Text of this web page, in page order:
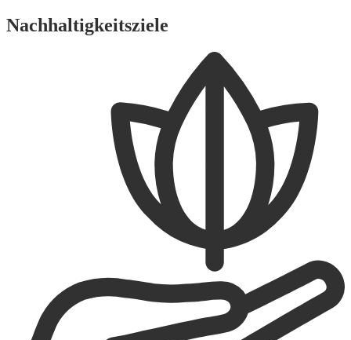
Nachhaltigkeitsziele